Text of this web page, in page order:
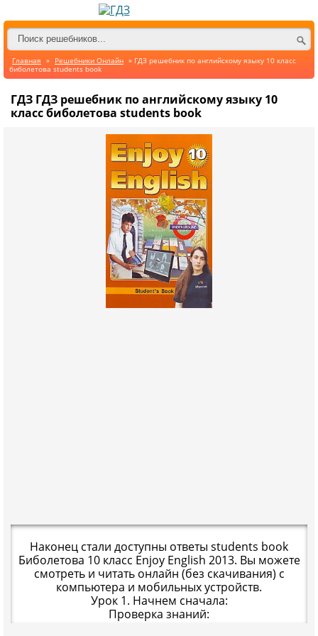
Главная » Решебники Онлайн » ГДЗ решебник по английскому языку 10 класс
биболетова students book
ГДЗ ГДЗ решебник по английскому языку 10
класс биболетова students book
Наконец стали доступны ответы students book
Биболетова 10 класс Enjoy English 2013. Вы можете
смотреть и читать онлайн (без скачивания) с
компьютера и мобильных устройств.
Урок 1. Начнем сначала:
Проверка знаний: